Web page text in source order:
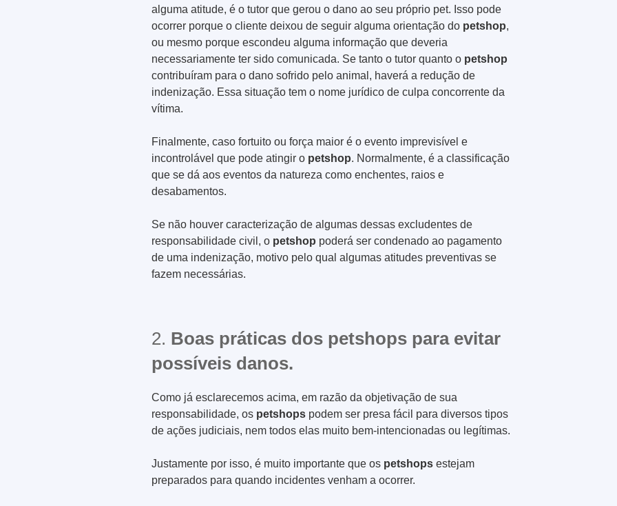
alguma atitude, é o tutor que gerou o dano ao seu próprio pet. Isso pode
ocorrer porque o cliente deixou de seguir alguma orientação do petshop,
ou mesmo porque escondeu alguma informação que deveria
necessariamente ter sido comunicada. Se tanto o tutor quanto o petshop
contribuíram para o dano sofrido pelo animal, haverá a redução de
indenização. Essa situação tem o nome jurídico de culpa concorrente da
vítima.
Finalmente, caso fortuito ou força maior é o evento imprevisível e
incontrolável que pode atingir o petshop. Normalmente, é a classificação
que se dá aos eventos da natureza como enchentes, raios e
desabamentos.
Se não houver caracterização de algumas dessas excludentes de
responsabilidade civil, o petshop poderá ser condenado ao pagamento
de uma indenização, motivo pelo qual algumas atitudes preventivas se
fazem necessárias.
2. Boas práticas dos petshops para evitar
possíveis danos.
Como já esclarecemos acima, em razão da objetivação de sua
responsabilidade, os petshops podem ser presa fácil para diversos tipos
de ações judiciais, nem todos elas muito bem-intencionadas ou legítimas.
Justamente por isso, é muito importante que os petshops estejam
preparados para quando incidentes venham a ocorrer.